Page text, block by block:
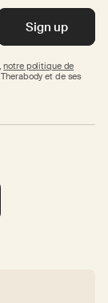
Sign up
notre politique de
et de ses